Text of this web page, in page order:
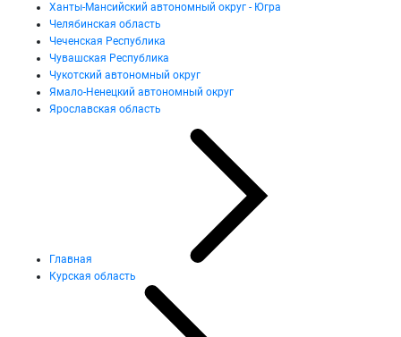
Ханты-Мансийский автономный округ - Югра
Челябинская область
Чеченская Республика
Чувашская Республика
Чукотский автономный округ
Ямало-Ненецкий автономный округ
Ярославская область
Главная
Курская область